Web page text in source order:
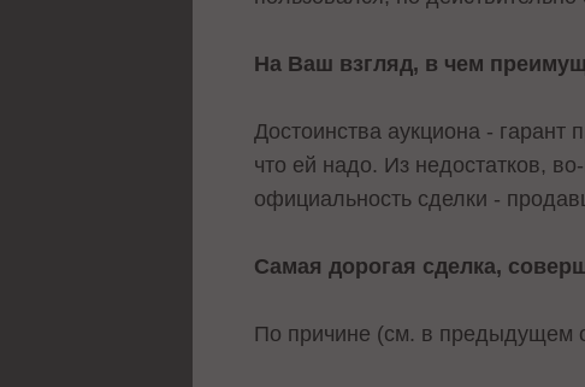
На Ваш взгляд, в чем
Достоинства аукциона - гарант
что ей надо. Из недостатков,
официальность сделки -
Самая дорогая сделка,
По причине (см. в предыдущем